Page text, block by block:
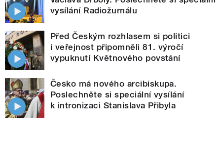
vysílání Radiožurnálu
Před Českým rozhlasem si politici
i veřejnost připomněli 81. výročí
vypuknutí Květnového povstání
Česko má nového arcibiskupa.
Poslechněte si speciální vysílání
k intronizaci Stanislava Přibyla